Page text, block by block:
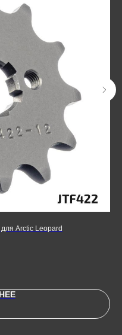
Arctic Leopard